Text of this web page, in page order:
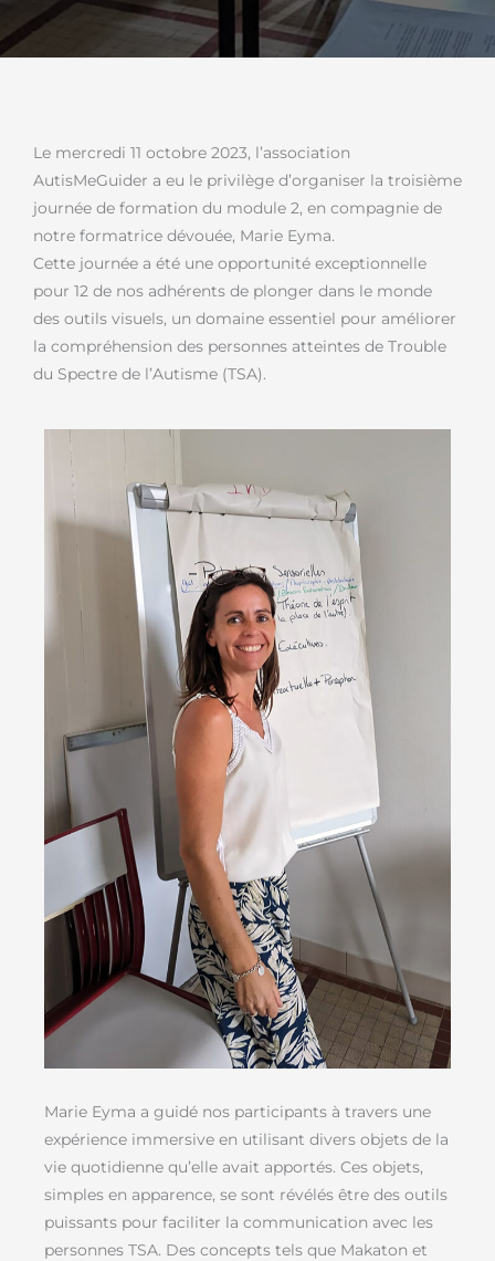
Le mercredi 11 octobre 2023, l’association
AutisMeGuider a eu le privilège d’organiser la troisième
journée de formation du module 2, en compagnie de
notre formatrice dévouée, Marie Eyma.
Cette journée a été une opportunité exceptionnelle
pour 12 de nos adhérents de plonger dans le monde
des outils visuels, un domaine essentiel pour améliorer
la compréhension des personnes atteintes de Trouble
du Spectre de l’Autisme (TSA).
Marie Eyma a guidé nos participants à travers une
expérience immersive en utilisant divers objets de la
vie quotidienne qu’elle avait apportés. Ces objets,
simples en apparence, se sont révélés être des outils
puissants pour faciliter la communication avec les
personnes TSA. Des concepts tels que Makaton et